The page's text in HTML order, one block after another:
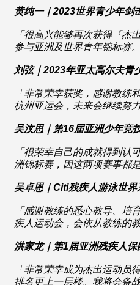
黄纯一｜2023世界青少年剑
「很高兴能够再次获得『杰
参与亚洲及世界青年锦标赛。
刘弦｜2023年亚太高尔夫青
「非常荣幸获奖，感谢教练
杭州亚运会，未来会继续努
吴汶思｜第16届亚洲少年竞
「很荣幸自己的成就得到认
洲锦标赛，因这两项赛事都
吴卓恩｜Citi残疾人游泳世
「感谢教练的悉心教导、培
疾人运动会，会依从教练的
洪家龙｜第1届亚洲残疾人
「非常荣幸成为杰出运动员
排名更上一层楼。我将会备